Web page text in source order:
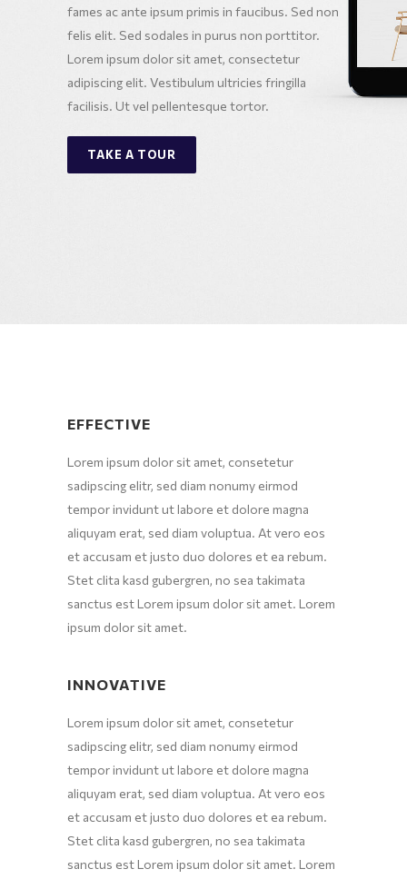
fames ac ante ipsum primis in faucibus. Sed non
felis elit. Sed sodales in purus non porttitor.
Lorem ipsum dolor sit amet, consectetur
adipiscing elit. Vestibulum ultricies fringilla
facilisis. Ut vel pellentesque tortor.
TAKE A TOUR
EFFECTIVE
Lorem ipsum dolor sit amet, consetetur
sadipscing elitr, sed diam nonumy eirmod
tempor invidunt ut labore et dolore magna
aliquyam erat, sed diam voluptua. At vero eos
et accusam et justo duo dolores et ea rebum.
Stet clita kasd gubergren, no sea takimata
sanctus est Lorem ipsum dolor sit amet. Lorem
ipsum dolor sit amet.
INNOVATIVE
Lorem ipsum dolor sit amet, consetetur
sadipscing elitr, sed diam nonumy eirmod
tempor invidunt ut labore et dolore magna
aliquyam erat, sed diam voluptua. At vero eos
et accusam et justo duo dolores et ea rebum.
Stet clita kasd gubergren, no sea takimata
sanctus est Lorem ipsum dolor sit amet. Lorem